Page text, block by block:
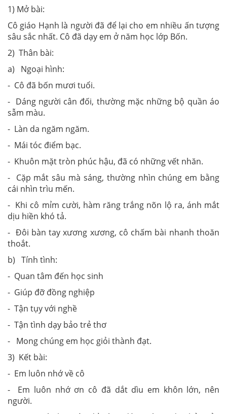
1) Mở bài:
Cô giáo Hạnh là người đã để lại cho em nhiều ấn tượng
sâu sắc nhất. Cô đã dạy em ở năm học lớp Bốn.
2) Thân bài:
a) Ngoại hình:
- Cô đã bốn mươi tuổi.
- Dáng người cân đối, thường mặc những bộ quần áo
sẫm màu.
- Làn da ngăm ngăm.
- Mái tóc điểm bạc.
- Khuôn mặt tròn phúc hậu, đã có những vết nhăn.
- Cặp mắt sâu mà sáng, thường nhìn chúng em bằng
cái nhìn trìu mến.
- Khi cô mỉm cười, hàm răng trắng nõn lộ ra, ánh mắt
dịu hiền khó tả.
- Đôi bàn tay xương xương, cô chấm bài nhanh thoăn
thoắt.
b) Tính tình:
- Quan tâm đến học sinh
- Giúp đỡ đồng nghiệp
- Tận tụy với nghề
- Tận tình dạy bảo trẻ thơ
- Mong chúng em học giỏi thành đạt.
3) Kết bài:
- Em luôn nhớ về cô
- Em luôn nhớ ơn cô đã dắt dìu em khôn lớn, nên
người.